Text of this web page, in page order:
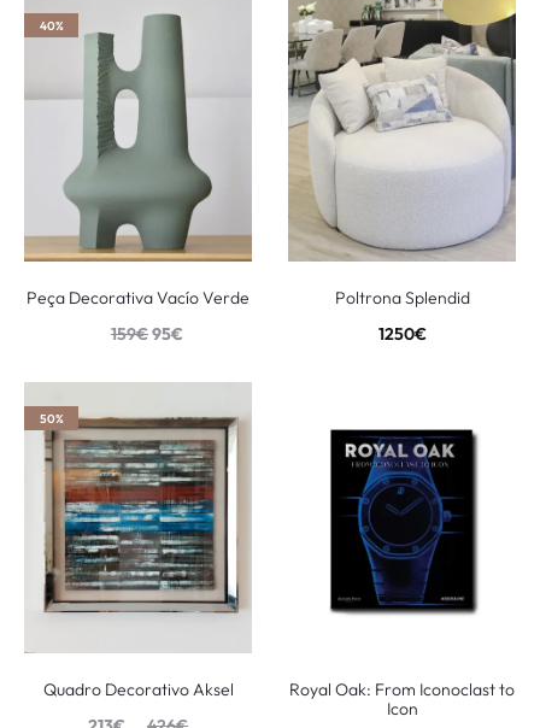
40%
Peça Decorativa Vacío Verde
159€95€
Poltrona Splendid
1250€
50%
Quadro Decorativo Aksel
Royal Oak: From Iconoclast to
Icon